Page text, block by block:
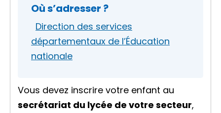
Où s’adresser ?
Direction des services
départementaux de l’Éducation
nationale
Vous devez inscrire votre enfant au
secrétariat du lycée de votre secteur,